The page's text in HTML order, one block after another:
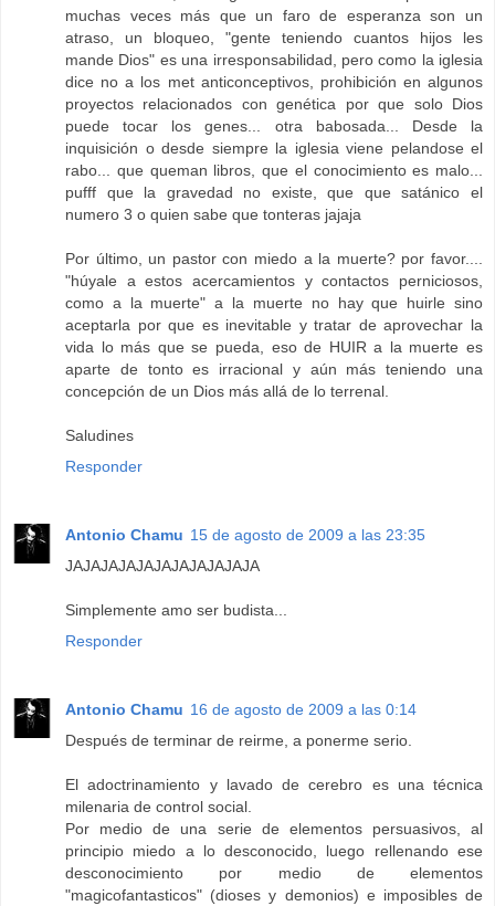
muchas veces más que un faro de esperanza son un
atraso, un bloqueo, "gente teniendo cuantos hijos les
mande Dios" es una irresponsabilidad, pero como la iglesia
dice no a los met anticonceptivos, prohibición en algunos
proyectos relacionados con genética por que solo Dios
puede tocar los genes... otra babosada... Desde la
inquisición o desde siempre la iglesia viene pelandose el
rabo... que queman libros, que el conocimiento es malo...
pufff que la gravedad no existe, que que satánico el
numero 3 o quien sabe que tonteras jajaja
Por último, un pastor con miedo a la muerte? por favor....
"húyale a estos acercamientos y contactos perniciosos,
como a la muerte" a la muerte no hay que huirle sino
aceptarla por que es inevitable y tratar de aprovechar la
vida lo más que se pueda, eso de HUIR a la muerte es
aparte de tonto es irracional y aún más teniendo una
concepción de un Dios más allá de lo terrenal.
Saludines
Responder
Antonio Chamu 15 de agosto de 2009 a las 23:35
JAJAJAJAJAJAJAJAJAJAJA
Simplemente amo ser budista...
Responder
Antonio Chamu 16 de agosto de 2009 a las 0:14
Después de terminar de reirme, a ponerme serio.
El adoctrinamiento y lavado de cerebro es una técnica
milenaria de control social.
Por medio de una serie de elementos persuasivos, al
principio miedo a lo desconocido, luego rellenando ese
desconocimiento por medio de elementos
"magicofantasticos" (dioses y demonios) e imposibles de